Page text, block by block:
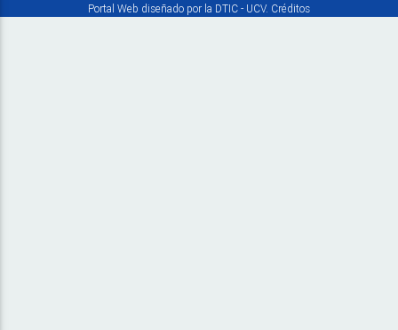
Portal Web diseñado por la DTIC - UCV. Créditos